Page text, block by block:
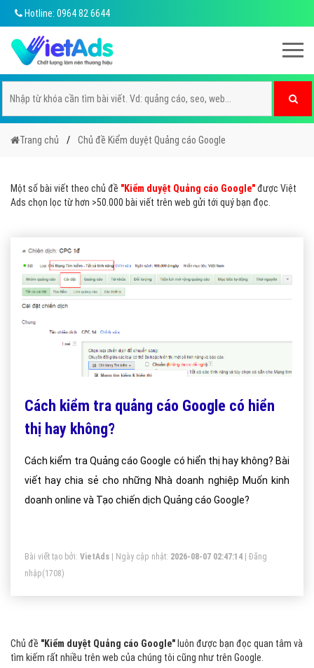
Hotline: 0964 82 6644
Trang chủ Chủ đề Kiểm duyệt Quảng cáo Google
Một số bài viết theo chủ đề "Kiểm duyệt Quảng cáo Google"được Việt
Ads chọn lọc từ hơn >50.000 bài viết trên web gửi tới quý bạn đọc.
Cách kiểm tra quảng cáo Google có hiển
thị hay không?
Cách kiểm tra Quảng cáo Google có hiển thị hay không? Bài
viết hay chia sẻ cho những Nhà doanh nghiệp Muốn kinh
doanh online và Tạo chiến dịch Quảng cáo Google?
Bài viết tạo bởi: VietAds | Ngày cập nhật: 2026-08-07 02:47:14
Đăng
nhập(1708)
Chủ đề "Kiểm duyệt Quảng cáo Google" luôn được bạn đọc quan tâm và
tìm kiếm rất nhiều trên web của chúng tôi cũng như trên Google.